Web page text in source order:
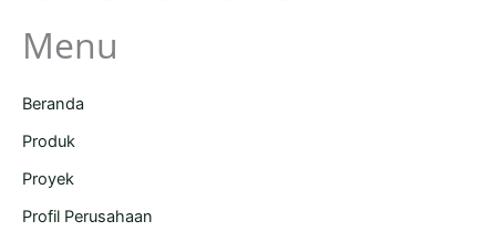
Menu
Beranda
Produk
Proyek
Profil Perusahaan